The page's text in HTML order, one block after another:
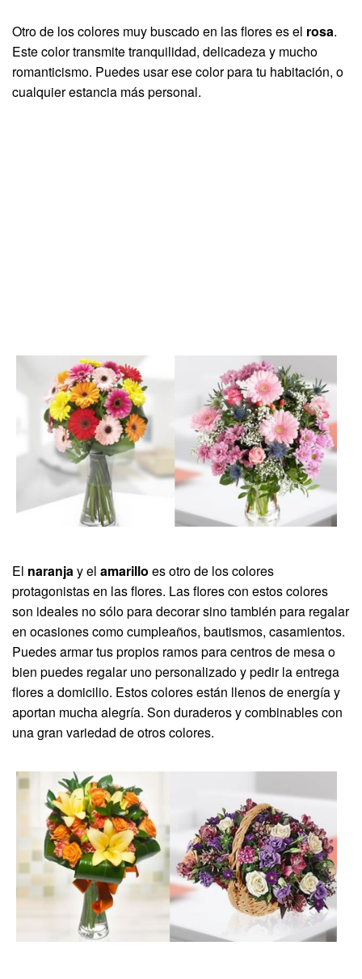
Otro de los colores muy buscado en las flores es el rosa.
Este color transmite tranquilidad, delicadeza y mucho
romanticismo. Puedes usar ese color para tu habitación, o
cualquier estancia más personal.
El naranjay el amarillo es otro de los colores
protagonistas en las flores. Las flores con estos colores
son ideales no sólo para decorar sino también para regalar
en ocasiones como cumpleaños, bautismos, casamientos.
Puedes armar tus propios ramos para centros de mesa o
bien puedes regalar uno personalizado y pedir la entrega
flores a domicilio. Estos colores están llenos de energía y
aportan mucha alegría. Son duraderos y combinables con
una gran variedad de otros colores.